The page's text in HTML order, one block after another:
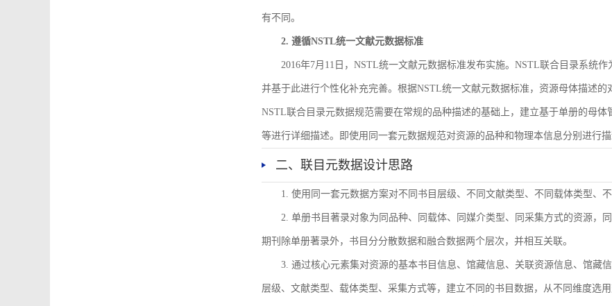
有不同。
2. 遵循NSTL统一文献元数据标准
2016年7月11日，NSTL统一文献元数据标准发布实施。NSTL联合目录系统
并基于此进行个性化补充完善。根据NSTL统一文献元数据标准，资源母体描述
NSTL联合目录元数据规范需要在常规的品种描述的基础上，建立基于单册的母
等进行详细描述。即使用同一套元数据规范对资源的品种和物理本信息分别进行描
二、联目元数据设计思路
1. 使用同一套元数据方案对不同书目层级、不同文献类型、不同载体类型、
2. 单册书目著录对象为同品种、同载体、同媒介类型、同采集方式的资源，
期刊除单册著录外，书目分分散数据和融合数据两个层次，并相互关联。
3. 通过核心元素集对资源的基本书目信息、馆藏信息、关联资源信息、馆藏
层级、文献类型、载体类型、采集方式等，建立不同的书目数据，从不同维度选